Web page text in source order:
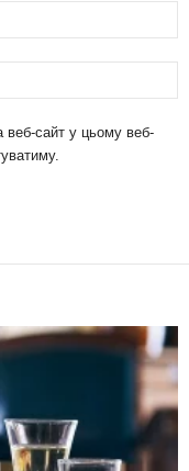
веб-сайт у цьому веб-